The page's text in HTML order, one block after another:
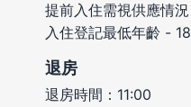
提前入住需視供應情況
入住登記最低年齡 - 18
退房
退房時間：11:00